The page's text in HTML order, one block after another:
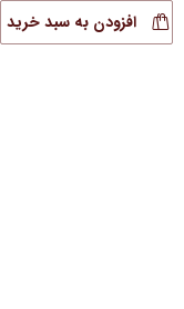
افزودن به سبد خرید